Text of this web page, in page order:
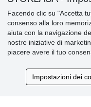
» Termini & Condizioni
» Informativa sulla
» Consegna e
» Garanzia e resi
» Programma fedeltà
Recensioni
dei clienti
Facendo clic su "Accetta
consenso alla loro
aiuta con la navigazione
nostre iniziative di
piacere avere il tuo
Impostazioni dei